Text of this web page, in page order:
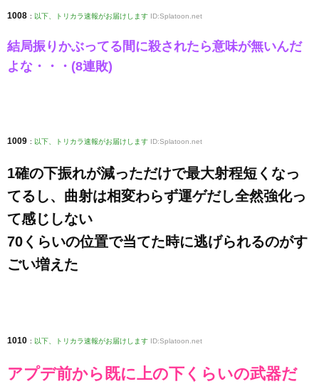
1008 : 以下、トリカラ速報がお届けします ID:Splatoon.net
結局振りかぶってる間に殺されたら意味が無いんだ
よな・・・(8連敗)
1009 : 以下、トリカラ速報がお届けします ID:Splatoon.net
1確の下振れが減っただけで最大射程短くなっ
てるし、曲射は相変わらず運ゲだし全然強化っ
て感じしない
70くらいの位置で当てた時に逃げられるのがす
ごい増えた
1010 : 以下、トリカラ速報がお届けします ID:Splatoon.net
アプデ前から既に上の下くらいの武器だ